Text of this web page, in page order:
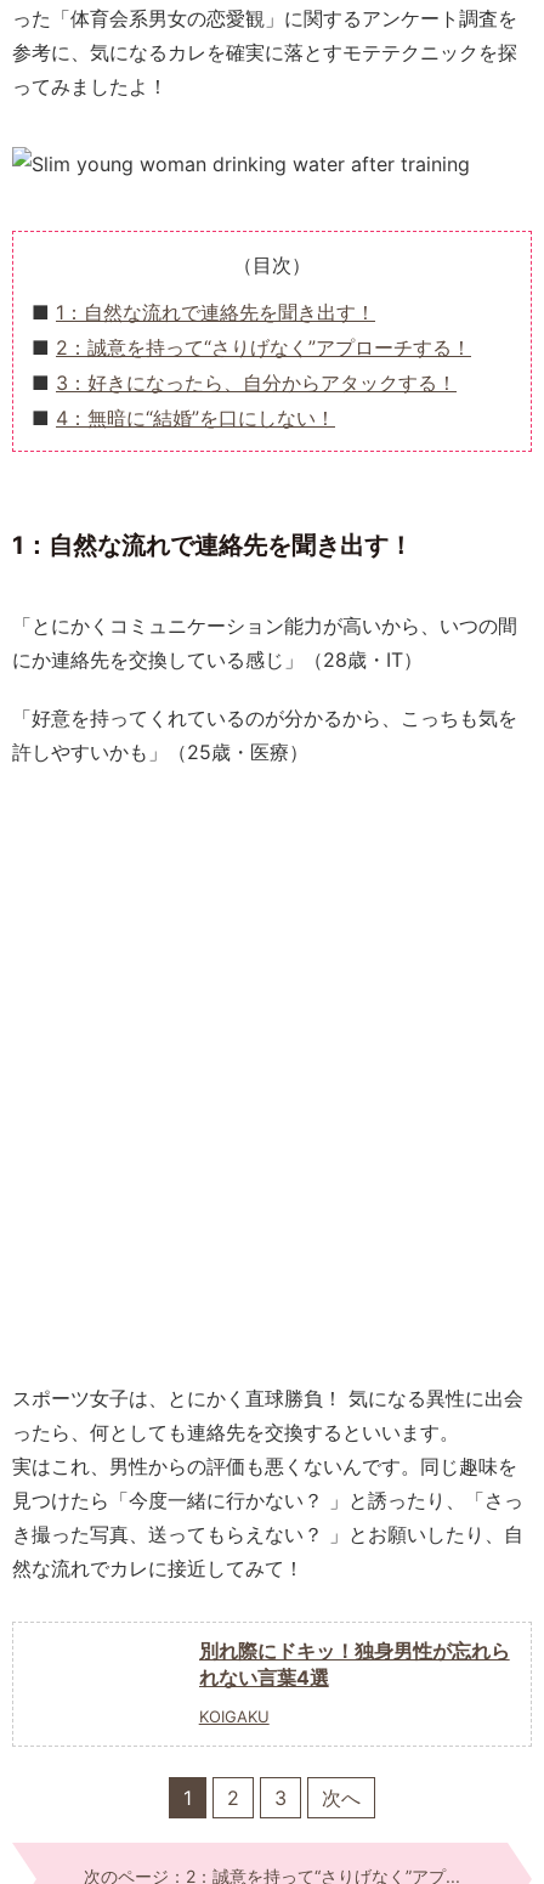
った「体育会系男女の恋愛観」に関するアンケート調査を
参考に、気になるカレを確実に落とすモテテクニックを探
ってみましたよ！
（目次）
1：自然な流れで連絡先を聞き出す！
2：誠意を持って“さりげなく”アプローチする！
3：好きになったら、自分からアタックする！
4：無暗に“結婚”を口にしない！
1：自然な流れで連絡先を聞き出す！
「とにかくコミュニケーション能力が高いから、いつの間
にか連絡先を交換している感じ」（28歳・IT）
「好意を持ってくれているのが分かるから、こっちも気を
許しやすいかも」（25歳・医療）
スポーツ女子は、とにかく直球勝負！ 気になる異性に出会
ったら、何としても連絡先を交換するといいます。
実はこれ、男性からの評価も悪くないんです。同じ趣味を
見つけたら「今度一緒に行かない？ 」と誘ったり、「さっ
き撮った写真、送ってもらえない？ 」とお願いしたり、自
然な流れでカレに接近してみて！
別れ際にドキッ！独身男性が忘れら
れない言葉4選
KOIGAKU
1 2 3 次へ
次のページ：2：誠意を持って“さりげなく”アプ...